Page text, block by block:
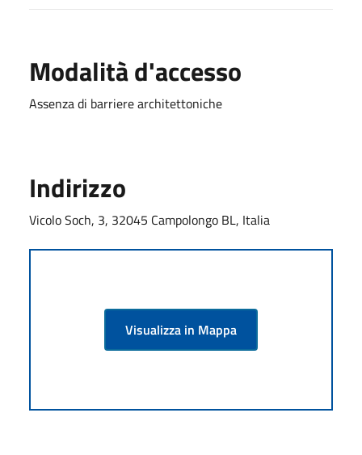
Modalità d'accesso
Assenza di barriere architettoniche
Indirizzo
Vicolo Soch, 3, 32045 Campolongo BL, Italia
Visualizza in Mappa